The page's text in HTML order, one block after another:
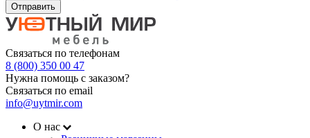
Отправить
Связаться по телефонам
8 (800) 350 00 47
Нужна помощь с заказом?
Связаться по email
info@uytmir.com
О нас